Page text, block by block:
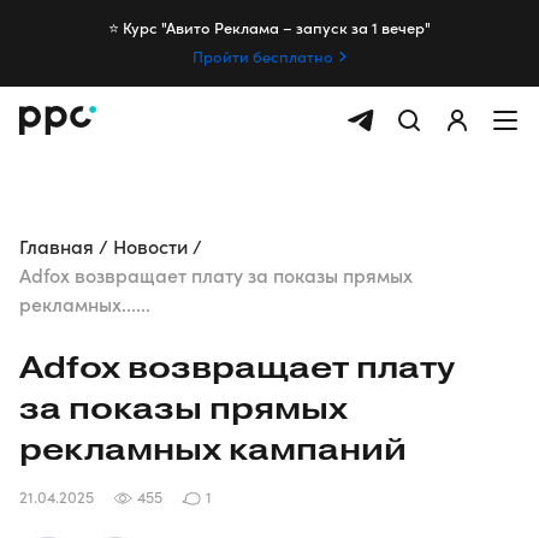
⭐️ Курс "Авито Реклама – запуск за 1 вечер"
Пройти бесплатно
Главная
Новости
Adfox возвращает плату за показы прямых
рекламных......
Adfox возвращает плату
за показы прямых
рекламных кампаний
21.04.2025 455 1